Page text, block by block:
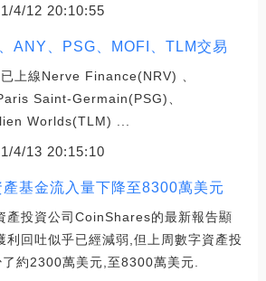
4/12 20:10:55
ANY、PSG、MOFI、TLM交易
上線Nerve Finance(NRV) 、
Saint-Germain(PSG)、
Worlds(TLM) ...
4/13 20:15:10
基金流入量下降至8300萬美元
產投資公司CoinShares的最新報告顯
利回吐似乎已經減弱,但上周數字資產投
約2300萬美元,至8300萬美元.